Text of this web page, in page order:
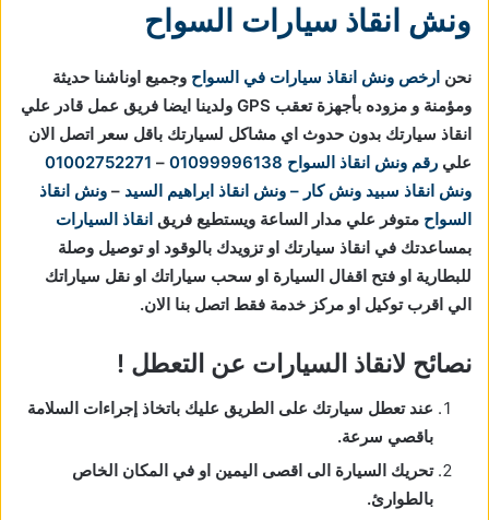
ونش انقاذ سيارات السواح
نحن ارخص ونش انقاذ سيارات في السواح وجميع اوناشنا حديثة
ومؤمنة و مزوده بأجهزة تعقب GPS ولدينا ايضا فريق عمل قادر علي
انقاذ سيارتك بدون حدوث اي مشاكل لسيارتك باقل سعر اتصل الان
علي رقم ونش انقاذ السواح 01099996138
–
01002752271
ونش انقاذ سبيد ونش كار – ونش انقاذ ابراهيم السيد – ونش انقاذ
السواح متوفر علي مدار الساعة ويستطيع فريق انقاذ السيارات
بمساعدتك في انقاذ سيارتك او تزويدك بالوقود او توصيل وصلة
للبطارية او فتح اقفال السيارة او سحب سياراتك او نقل سياراتك
الي اقرب توكيل او مركز خدمة فقط اتصل بنا الان.
نصائح لانقاذ السيارات عن التعطل !
عند تعطل سيارتك على الطريق عليك باتخاذ إجراءات السلامة
باقصي سرعة.
تحريك السيارة الى اقصى اليمين او في المكان الخاص
بالطوارئ.